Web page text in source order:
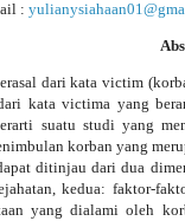
:
dari kata victim
kata victima yang
suatu studi yang
korban yang
ditinjau dari dua
kedua: faktor-
yang dialami oleh